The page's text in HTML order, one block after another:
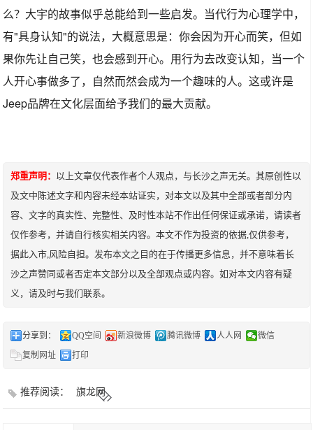
么？大宇的故事似乎总能给到一些启发。当代行为心理学中，
有"具身认知"的说法，大概意思是：你会因为开心而笑，但如
果你先让自己笑，也会感到开心。用行为去改变认知，当一个
人开心事做多了，自然而然会成为一个趣味的人。这或许是
Jeep品牌在文化层面给予我们的最大贡献。
郑重声明： 以上文章仅代表作者个人观点，与长沙之声无关。其原创性以
及文中陈述文字和内容未经本站证实，对本文以及其中全部或者部分内
容、文字的真实性、完整性、及时性本站不作出任何保证或承诺，请读者
仅作参考，并请自行核实相关内容。本文不作为投资的依据,仅供参考，
据此入市,风险自担。发布本文之目的在于传播更多信息，并不意味着长
沙之声赞同或者否定本文部分以及全部观点或内容。如对本文内容有疑
义，请及时与我们联系。
分享到： QQ空间 新浪微博 腾讯微博 人人网
微信
复制网址
打印
推荐阅读： 旗龙网